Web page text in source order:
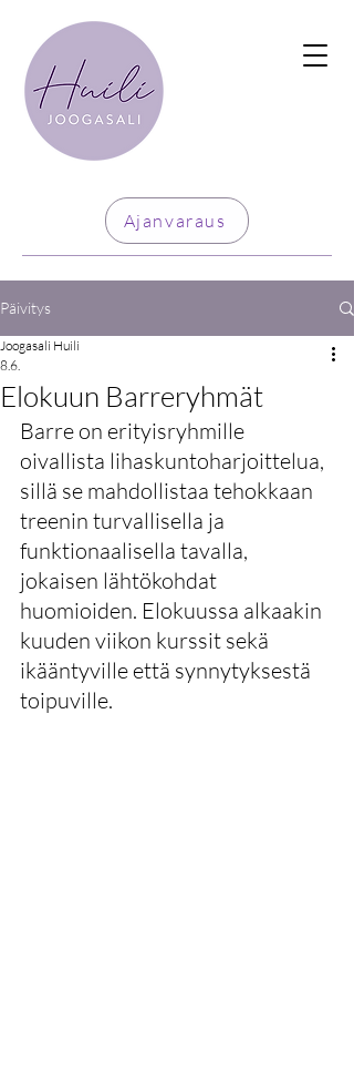
Ajanvaraus
Päivitys
Elokuun Barreryhmät
Joogasali Huili
8.6.
Barre on erityisryhmille
oivallista lihaskuntoharjoittelua,
sillä se mahdollistaa tehokkaan
treenin turvallisella ja
funktionaalisella tavalla,
jokaisen lähtökohdat
huomioiden. Elokuussa alkaakin
kuuden viikon kurssit sekä
ikääntyville että synnytyksestä
toipuville.